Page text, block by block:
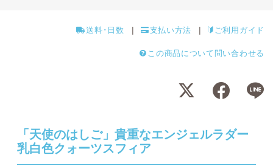
送料･日数 支払い方法 ご利用ガイド
この商品について問い合わせる
「天使のはしご」貴重なエンジェルラダー
乳白色クォーツスフィア